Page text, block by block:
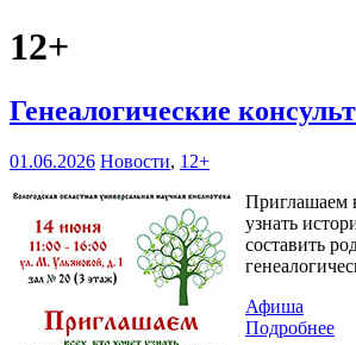
12+
Генеалогические
01.06.2026 Новости, 12+
Приглашаем
узнать
составить
Афиша
Подробнее